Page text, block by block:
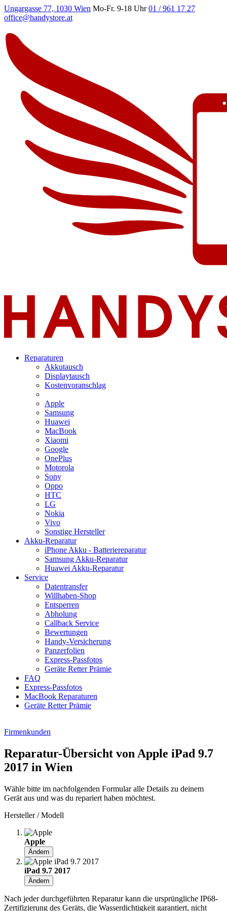
Ungargasse 77, 1030 Wien Mo-Fr. 9-18 Uhr 01 / 961 17 27
office@handystore.at
Reparaturen
Akkutausch
Displaytausch
Kostenvoranschlag
Apple
Samsung
Huawei
MacBook
Xiaomi
Google
OnePlus
Motorola
Sony
Oppo
HTC
LG
Nokia
Vivo
Sonstige Hersteller
Akku-Reparatur
iPhone Akku - Batteriereparatur
Samsung Akku-Reparatur
Huawei Akku-Reparatur
Service
Datentransfer
Willhaben-Shop
Entsperren
Abholung
Callback Service
Bewertungen
Handy-Versicherung
Panzerfolien
Express-Passfotos
Geräte Retter Prämie
FAQ
Express-Passfotos
MacBook Reparaturen
Geräte Retter Prämie
Firmenkunden
Reparatur-Übersicht von Apple iPad 9.7
2017 in Wien
Wähle bitte im nachfolgenden Formular alle Details zu deinem
Gerät aus und was du repariert haben möchtest.
Hersteller / Modell
Apple
Ändern
iPad 9.7 2017
Ändern
Nach jeder durchgeführten Reparatur kann die ursprüngliche IP68-
Zertifizierung des Geräts, die Wasserdichtigkeit garantiert, nicht